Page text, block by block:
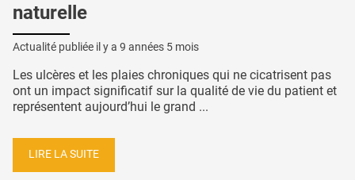
naturelle
Actualité publiée il y a 9 années 5 mois
Les ulcères et les plaies chroniques qui ne cicatrisent pas
ont un impact significatif sur la qualité de vie du patient et
représentent aujourd’hui le grand ...
LIRE LA SUITE